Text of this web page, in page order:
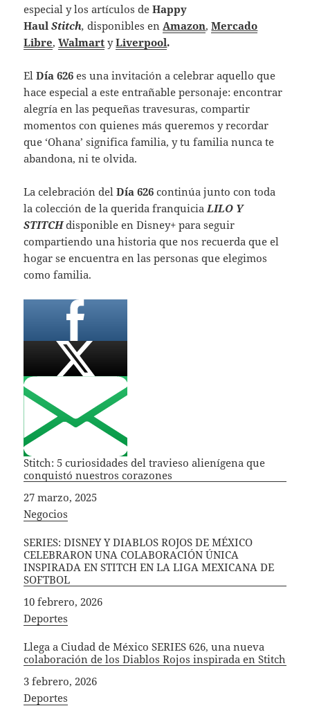
especial y los artículos deHappy
HaulStitch, disponibles en Amazon,Mercado
Libre,Walmart yLiverpool.
ElDía 626 es una invitación a celebrar aquello que
hace especial a este entrañable personaje: encontrar
alegría en las pequeñas travesuras, compartir
momentos con quienes más queremos y recordar
que ‘Ohana’ significa familia, y tu familia nunca te
abandona, ni te olvida.
La celebración delDía 626 continúa junto con toda
la colección de la querida franquicia LILO Y
STITCHdisponible en Disney+ para seguir
compartiendo una historia que nos recuerda que el
hogar se encuentra en las personas que elegimos
como familia.
Stitch: 5 curiosidades del travieso alienígena que
conquistó nuestros corazones
Fecha
27 marzo, 2025
In relation to
Negocios
SERIES: DISNEY Y DIABLOS ROJOS DE MÉXICO
CELEBRARON UNA COLABORACIÓN ÚNICA
INSPIRADA EN STITCH EN LA LIGA MEXICANA DE
SOFTBOL
Fecha
10 febrero, 2026
In relation to
Deportes
Llega a Ciudad de México SERIES 626, una nueva
colaboración de los Diablos Rojos inspirada en Stitch
Fecha
3 febrero, 2026
In relation to
Deportes